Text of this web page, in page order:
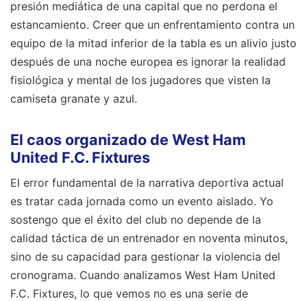
presión mediática de una capital que no perdona el
estancamiento. Creer que un enfrentamiento contra un
equipo de la mitad inferior de la tabla es un alivio justo
después de una noche europea es ignorar la realidad
fisiológica y mental de los jugadores que visten la
camiseta granate y azul.
El caos organizado de West Ham
United F.C. Fixtures
El error fundamental de la narrativa deportiva actual
es tratar cada jornada como un evento aislado. Yo
sostengo que el éxito del club no depende de la
calidad táctica de un entrenador en noventa minutos,
sino de su capacidad para gestionar la violencia del
cronograma. Cuando analizamos West Ham United
F.C. Fixtures, lo que vemos no es una serie de